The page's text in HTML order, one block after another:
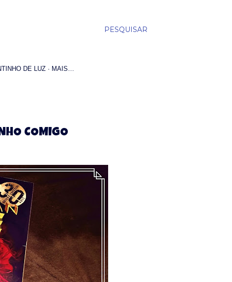
PESQUISAR
DE LUZ MAIS…
COMIGO